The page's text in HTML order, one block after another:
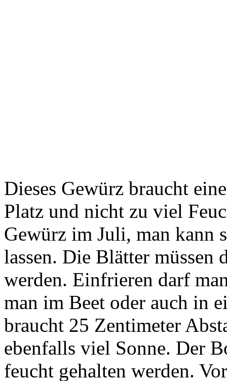
Dieses Gewürz braucht
Platz und nicht zu viel
Gewürz im Juli, man kann
lassen. Die Blätter müssen
werden. Einfrieren darf
man im Beet oder auch in
braucht 25 Zentimeter
ebenfalls viel Sonne. Der
feucht gehalten werden.